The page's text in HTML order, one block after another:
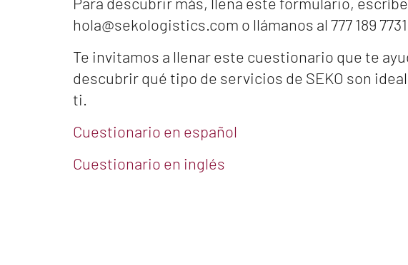
hola@sekologistics.com o llámanos al 777 189 7731.
Te invitamos a llenar este cuestionario que te
descubrir qué tipo de servicios de SEKO son
ti.
Cuestionario en español
Cuestionario en inglés